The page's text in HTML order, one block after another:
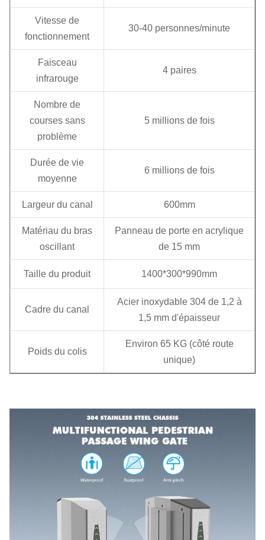
Vitesse de
fonctionnement
30-40 personnes/minute
Faisceau
infrarouge
4 paires
Nombre de
courses sans
problème
5 millions de fois
Durée de vie
moyenne
6 millions de fois
Largeur du canal 600mm
Matériau du bras
oscillant
Panneau de porte en acrylique
de 15 mm
Taille du produit 1400*300*990mm
Cadre du canal
Acier inoxydable 304 de 1,2 à
1,5 mm d'épaisseur
Poids du colis
Environ 65 KG (côté route
unique)